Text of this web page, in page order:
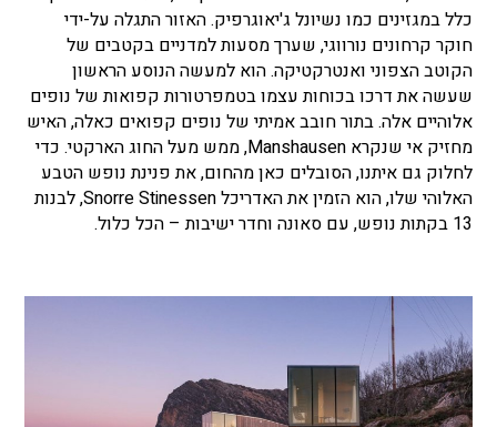
כלל במגזינים כמו נשיונל ג'יאוגרפיק. האזור התגלה על-ידי
חוקר קרחונים נורווגי, שערך מסעות למדניים בקטבים של
הקוטב הצפוני ואנטרקטיקה. הוא למעשה הנוסע הראשון
שעשה את דרכו בכוחות עצמו בטמפרטורות קפואות של נופים
אלוהיים אלה. בתור חובב אמיתי של נופים קפואים כאלה, האיש
מחזיק אי שנקרא Manshausen, ממש מעל החוג הארקטי. כדי
לחלוק גם איתנו, הסובלים כאן מהחום, את פנינת נופש הטבע
האלוהי שלו, הוא הזמין את האדריכל Snorre Stinessen, לבנות
13 בקתות נופש, עם סאונה וחדר ישיבות – הכל כלול.